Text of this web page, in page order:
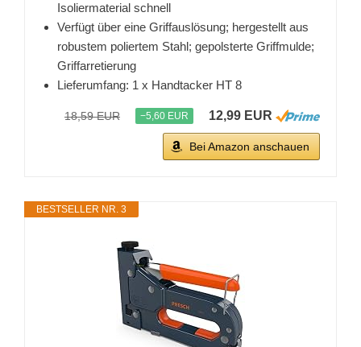
Isoliermaterial schnell
Verfügt über eine Griffauslösung; hergestellt aus
robustem poliertem Stahl; gepolsterte Griffmulde;
Griffarretierung
Lieferumfang: 1 x Handtacker HT 8
18,59 EUR −5,60 EUR 12,99 EUR
Bei Amazon anschauen
BESTSELLER NR. 3